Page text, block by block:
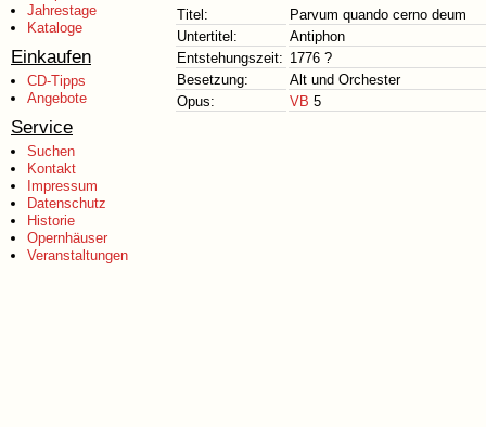
Jahrestage
Kataloge
Einkaufen
CD-Tipps
Angebote
Service
Suchen
Kontakt
Impressum
Datenschutz
Historie
Opernhäuser
Veranstaltungen
Titel:
Parvum quando cerno deum
Untertitel:
Antiphon
Entstehungszeit: 1776 ?
Besetzung:
Alt und Orchester
Opus:
VB 5